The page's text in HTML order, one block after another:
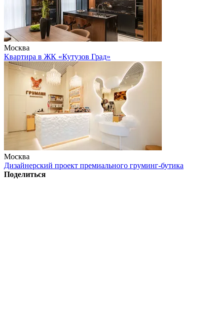
Москва
Квартира в ЖК «Кутузов Град»
Москва
Дизайнерский проект премиального груминг-бутика
Поделиться